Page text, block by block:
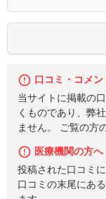
口コミ・コメ
当サイトに掲載の
くものであり、弊
ません。 ご覧の方
医療機関の方へ
投稿された口コミ
口コミの末尾にあ